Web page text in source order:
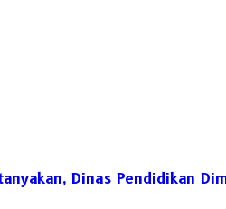
Dinas Pendidikan